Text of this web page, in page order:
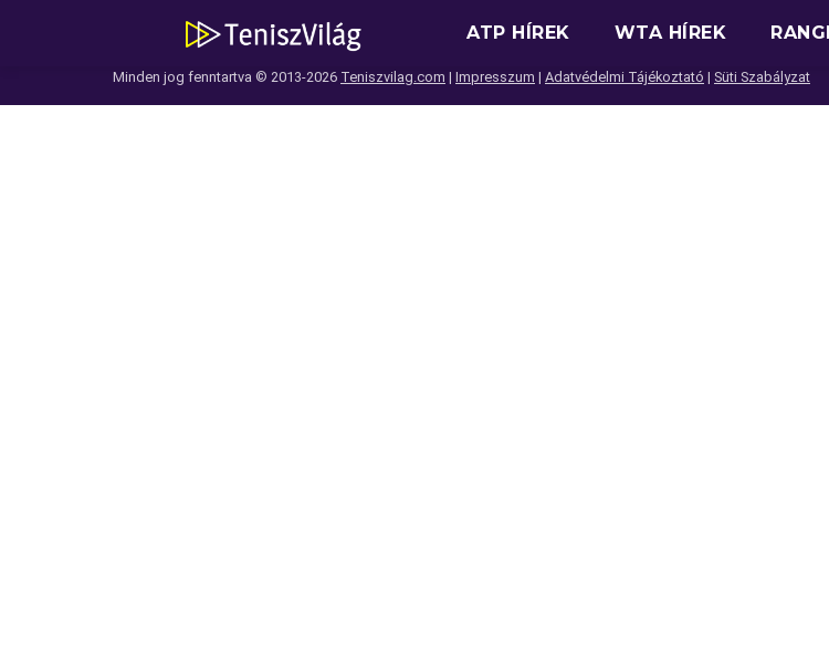
ATP HÍREK WTA HÍREK
Minden jog fenntartva © 2013-2026 Teniszvilag.com | Impresszum | Adatvédelmi Tájékoztató | Süti Szabályzat